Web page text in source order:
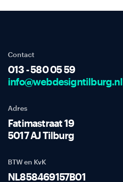
Contact
013 - 580 05 59
info@webdesigntilburg.nl
Adres
Fatimastraat 19
5017 AJ Tilburg
BTW en KvK
NL858469157B01